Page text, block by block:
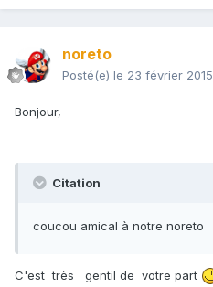
noreto
Posté(e) le 23 février 2015
Bonjour,
Citation
coucou amical à notre noreto
C'est très gentil de votre part